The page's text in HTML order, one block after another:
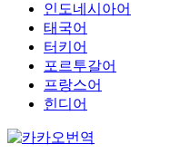
인도네시아어
태국어
터키어
포르투갈어
프랑스어
힌디어